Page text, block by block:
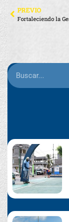
PREVIO